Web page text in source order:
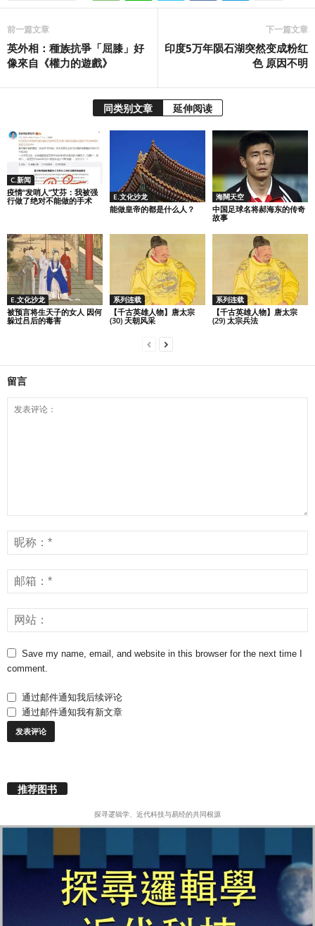
前一篇文章
英外相：種族抗爭「屈膝」好
像來自《權力的遊戲》
下一篇文章
印度5万年陨石湖突然变成粉红
色 原因不明
同类别文章 延伸阅读
C.新闻
疫情“发哨人”艾芬：我被强
行做了绝对不能做的手术
E.文化沙龙
能做皇帝的都是什么人？
海闊天空
中国足球名将郝海东的传奇
故事
E.文化沙龙
被预言将生天子的女人 因何
躲过吕后的毒害
系列连载
【千古英雄人物】唐太宗
(30) 天朝风采
系列连载
【千古英雄人物】唐太宗
(29) 太宗兵法
留言
Save my name, email, and website in this browser for the next time I
comment.
通过邮件通知我后续评论
通过邮件通知我有新文章
推荐图书
探寻逻辑学、近代科技与易经的共同根源